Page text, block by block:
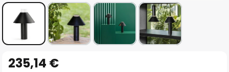
Anfang
235,14 €